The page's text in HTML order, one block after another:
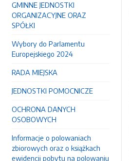
GMINNE JEDNOSTKI
ORGANIZACYJNE ORAZ
SPÓŁKI
Wybory do Parlamentu
Europejskiego 2024
RADA MIEJSKA
JEDNOSTKI POMOCNICZE
OCHRONA DANYCH
OSOBOWYCH
Informacje o polowaniach
zbiorowych oraz o książkach
ewidencji pobytu na polowaniu